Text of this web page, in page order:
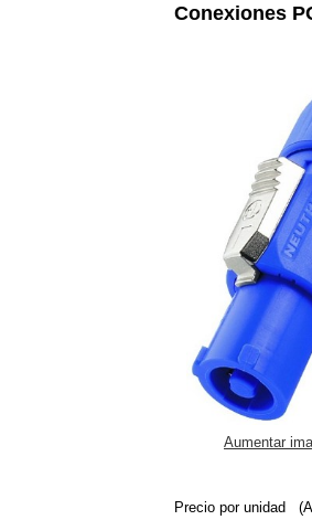
Conexiones
Aumentar
Precio por unidad